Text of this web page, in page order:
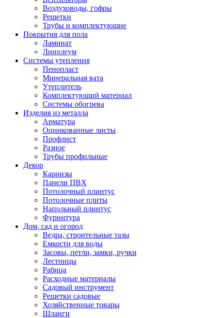
Воздуховоды, гофры
Решетки
Трубы и комплектующие
Покрытия для пола
Ламинат
Линолеум
Системы утепления
Пенопласт
Минеральная вата
Утеплитель
Комплектующий материал
Системы обогрева
Изделия из металла
Арматура
Оцинкованные листы
Профлист
Разное
Трубы профильные
Декор
Карнизы
Панели ПВХ
Потолочный плинтус
Потолочные плиты
Напольный плинтус
Фурнитура
Дом, сад и огород
Ведра, строительные тазы
Емкости для воды
Засовы, петли, замки, ручки
Лестницы
Рабица
Расходные материалы
Садовый инструмент
Решетки садовые
Хозяйственные товары
Шланги